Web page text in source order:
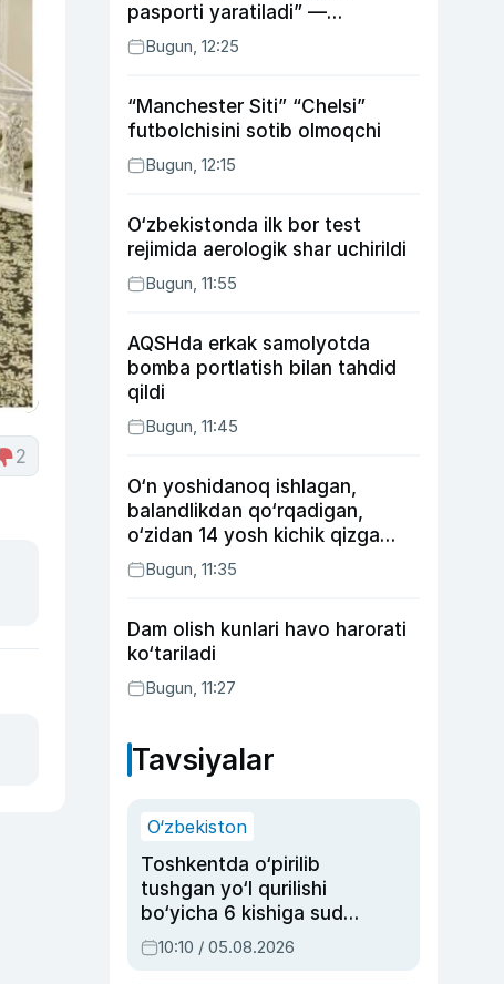
2
pasporti yaratiladi” —
energetika vaziri
Bugun, 12:25
“Manchester Siti” “Chelsi”
futbolchisini sotib olmoqchi
Bugun, 12:15
O‘zbekistonda ilk bor test
rejimida aerologik shar uchirildi
Bugun, 11:55
AQSHda erkak samolyotda
bomba portlatish bilan tahdid
qildi
Bugun, 11:45
O‘n yoshidanoq ishlagan,
balandlikdan qo‘rqadigan,
o‘zidan 14 yosh kichik qizga
uylangan Yorqinxo‘ja Umarov
34 yoshda
Bugun, 11:35
Dam olish kunlari havo harorati
ko‘tariladi
Bugun, 11:27
Tavsiyalar
O‘zbekiston
Toshkentda o‘pirilib
tushgan yo‘l qurilishi
bo‘yicha 6 kishiga sud
hukmi o‘qildi
10:10 / 05.08.2026